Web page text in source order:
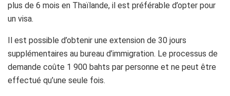
plus de 6 mois en Thaïlande, il est préférable d’opter pour
un visa.
Il est possible d’obtenir une extension de 30 jours
supplémentaires au bureau d’immigration. Le processus de
demande coûte 1 900 bahts par personne et ne peut être
effectué qu’une seule fois.